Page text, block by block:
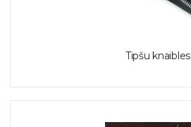
Tipšu knaibles